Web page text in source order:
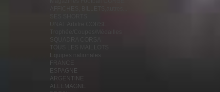
TOUS LES MAILLOTS
Equipes nationales
FRANCE
ESPAGNE
ARGENTINE
ALLEMAGNE